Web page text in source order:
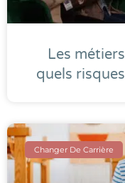
Les
quels
Changer De Carrière